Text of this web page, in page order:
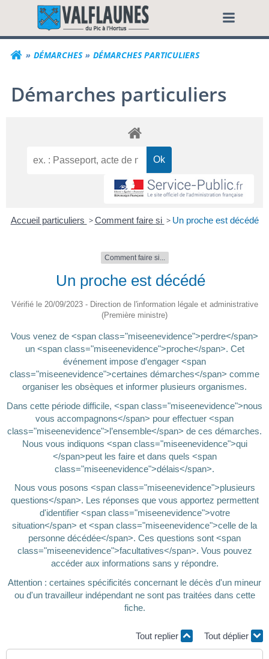
contenuCommune de
DÉMARCHES DÉMARCHES PARTICULIERS
Démarches particuliers
Accueil particuliers > Comment faire si > Un proche est décédé
Comment faire si...
Un proche est décédé
Vérifié le 20/09/2023 - Direction de l'information légale et administrative
(Première ministre)
Vous venez de <span class="miseenevidence">perdre</span>
un <span class="miseenevidence">proche</span>. Cet
événement impose d’engager <span
class="miseenevidence">certaines démarches</span> comme
organiser les obsèques et informer plusieurs organismes.
Dans cette période difficile, <span class="miseenevidence">nous
vous accompagnons</span> pour effectuer <span
class="miseenevidence">l’ensemble</span> de ces démarches.
Nous vous indiquons <span class="miseenevidence">qui
</span>peut les faire et dans quels <span
class="miseenevidence">délais</span>.
Nous vous posons <span class="miseenevidence">plusieurs
questions</span>. Les réponses que vous apportez permettent
d'identifier <span class="miseenevidence">votre
situation</span> et <span class="miseenevidence">celle de la
personne décédée</span>. Ces questions sont <span
class="miseenevidence">facultatives</span>. Vous pouvez
accéder aux informations sans y répondre.
Attention : certaines spécificités concernant le décès d'un mineur
ou d'un travailleur indépendant ne sont pas traitées dans cette
fiche.
Tout replier Tout déplier